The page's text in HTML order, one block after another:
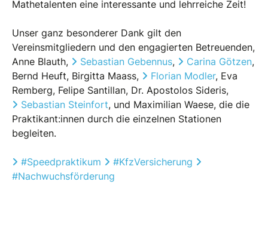
Mathetalenten eine interessante und lehrreiche Zeit!
Unser ganz besonderer Dank gilt den
Vereinsmitgliedern und den engagierten Betreuenden,
Anne Blauth,
Sebastian Gebennus, Carina Götzen,
Bernd Heuft, Birgitta Maass,
Florian Modler, Eva
Remberg, Felipe Santillan, Dr. Apostolos Sideris,
Sebastian Steinfort, und Maximilian Waese, die die
Praktikant:innen durch die einzelnen Stationen
begleiten.
Hashtag
#Speedpraktikum Hashtag
#KfzVersicherung
#Nachwuchsförderung